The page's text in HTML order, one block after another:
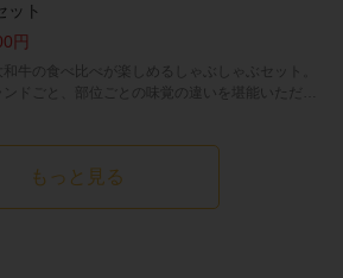
ット
円
和牛の食べ比べが楽しめるしゃぶしゃぶセット。
もっと見る